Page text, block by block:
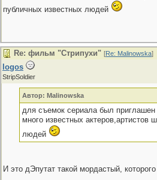
публичных известных людей
Re: фильм "Стрипухи" [Re: Malinowska]
logos
StripSoldier
Автор: Malinowska
для съемок сериала был
много известных актеров,артистов
людей
И это дЭпутат такой мордастый,